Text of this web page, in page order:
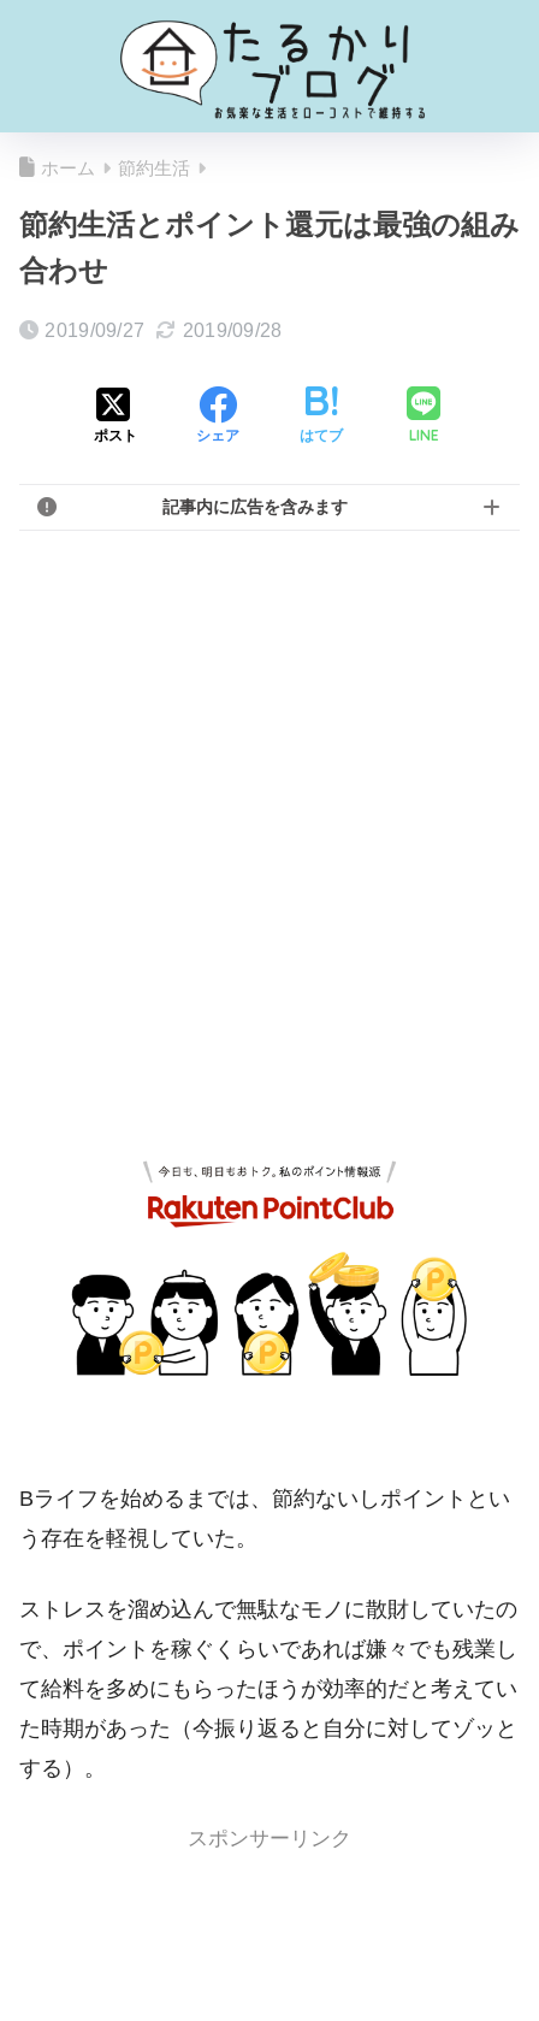
ホーム 節約生活
節約生活とポイント還元は最強の組み
合わせ
2019/09/27 2019/09/28
ポスト シェア はてブ LINE
記事内に広告を含みます
Bライフを始めるまでは、節約ないしポイントとい
う存在を軽視していた。
ストレスを溜め込んで無駄なモノに散財していたの
で、ポイントを稼ぐくらいであれば嫌々でも残業し
て給料を多めにもらったほうが効率的だと考えてい
た時期があった（今振り返ると自分に対してゾッと
する）。
スポンサーリンク